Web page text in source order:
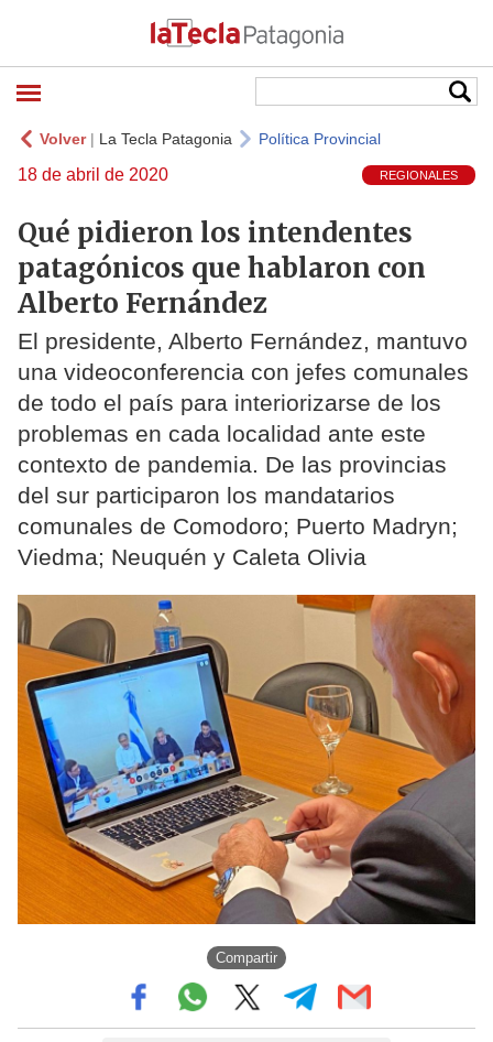
Volver| La Tecla Patagonia Política Provincial
18 de abril de 2020 REGIONALES
Qué pidieron los intendentes
patagónicos que hablaron con
Alberto Fernández
El presidente, Alberto Fernández, mantuvo
una videoconferencia con jefes comunales
de todo el país para interiorizarse de los
problemas en cada localidad ante este
contexto de pandemia. De las provincias
del sur participaron los mandatarios
comunales de Comodoro; Puerto Madryn;
Viedma; Neuquén y Caleta Olivia
Compartir